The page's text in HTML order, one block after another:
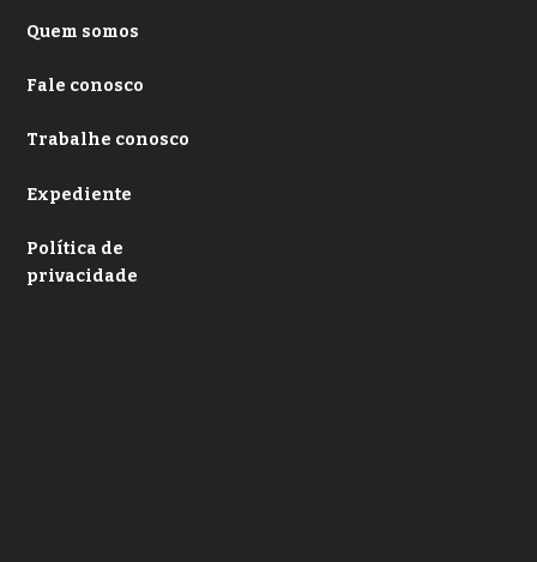
Quem somos
Fale conosco
Trabalhe conosco
Expediente
Política de
privacidade